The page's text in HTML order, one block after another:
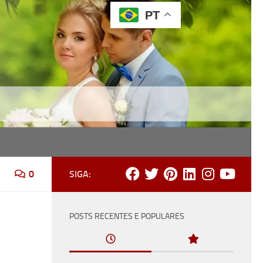
recepção e festa.
0 SIGA:
POSTS RECENTES E POPULARES
PT